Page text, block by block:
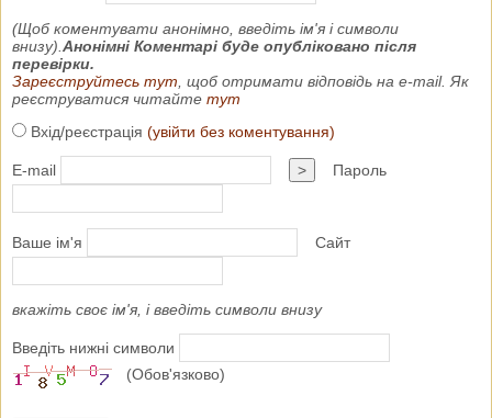
(Щоб коментувати анонімно, введіть ім'я і символи
внизу). Анонімні Коментарі буде опубліковано після
перевірки.
Зареєструйтесь тут , щоб отримати відповідь на e-mail. Як
реєструватися читайте тут
Вхід/реєстрація (увійти без коментування)
E-mail > Пароль
Ваше ім'я Сайт
вкажіть своє ім'я, і введіть символи внизу
Введіть нижні символи
(Обов'язково)